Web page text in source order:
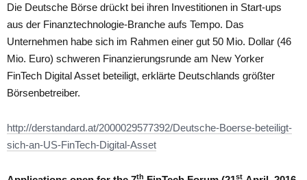
Die Deutsche Börse drückt bei ihren Investitionen in Start-ups
aus der Finanztechnologie-Branche aufs Tempo. Das
Unternehmen habe sich im Rahmen einer gut 50 Mio. Dollar (46
Mio. Euro) schweren Finanzierungsrunde am New Yorker
FinTech Digital Asset beteiligt, erklärte Deutschlands größter
Börsenbetreiber.
http://derstandard.at/2000029577392/Deutsche-Boerse-beteiligt-
sich-an-US-FinTech-Digital-Asset
th st